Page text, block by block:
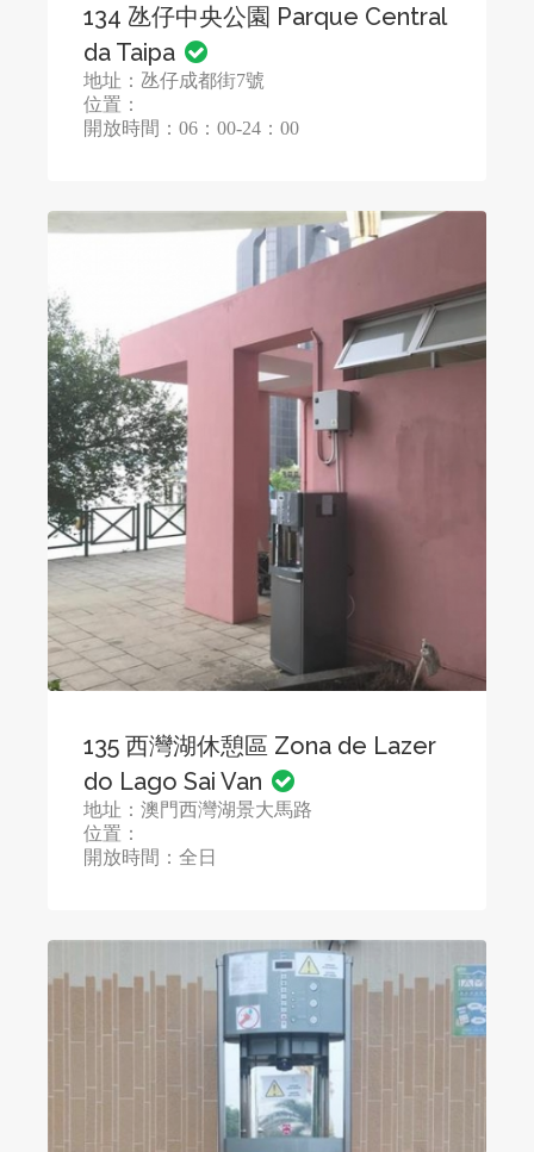
134 氹仔中央公園 Parque Central
da Taipa
地址：氹仔成都街7號
位置：
開放時間：06：00-24：00
135 西灣湖休憩區 Zona de Lazer
do Lago Sai Van
地址：澳門西灣湖景大馬路
位置：
開放時間：全日